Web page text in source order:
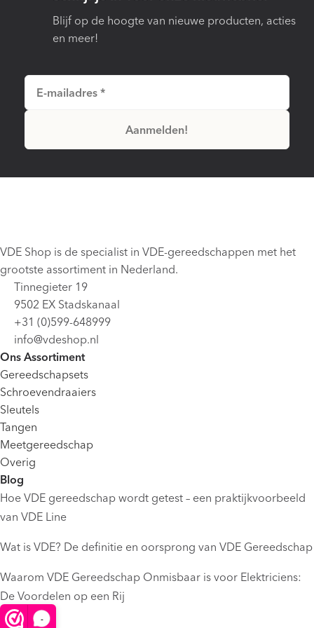
-
Blijf op de hoogte van nieuwe producten, acties
en meer!
VDE Shop is de specialist in VDE-gereedschappen met het
grootste assortiment in Nederland.
Tinnegieter 19
9502 EX Stadskanaal
+31 (0)599-648999
info@vdeshop.nl
Ons Assortiment
Gereedschapsets
Schroevendraaiers
Sleutels
Tangen
Meetgereedschap
Overig
Blog
Hoe VDE gereedschap wordt getest – een praktijkvoorbeeld
van VDE Line
Wat is VDE? De definitie en oorsprong van VDE Gereedschap
Waarom VDE Gereedschap Onmisbaar is voor Elektriciens:
De Voordelen op een Rij
Informatie